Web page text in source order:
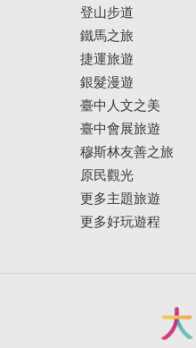
登山步道
鐵馬之旅
捷運旅遊
銀髮漫遊
臺中人文之美
臺中會展旅遊
穆斯林友善之旅
原民觀光
更多主題旅遊
更多好玩遊程